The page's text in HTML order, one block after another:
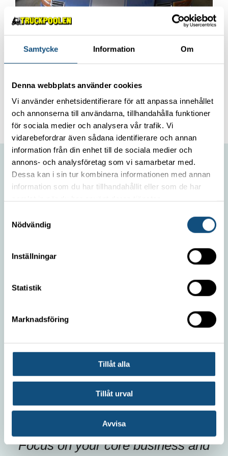
Samtycke Information Om
Denna webbplats använder cookies
Vi använder enhetsidentifierare för att anpassa innehållet
och annonserna till användarna, tillhandahålla funktioner
för sociala medier och analysera vår trafik. Vi
vidarebefordrar även sådana identifierare och annan
information från din enhet till de sociala medier och
annons- och analysföretag som vi samarbetar med.
Dessa kan i sin tur kombinera informationen med annan
information som du har tillhandahållit eller som de har
Nödvändig
Inställningar
Statistik
Marknadsföring
Tillåt alla
Tillåt urval
Avvisa
ABOUT US
Contact
Container handling truck 5 tons (Electric)
Forklift 15 -16 tons
TRUCKPOOLEN AB
Focus on your core business and